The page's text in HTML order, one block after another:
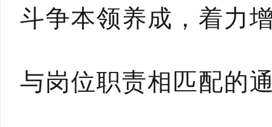
斗争本领养成，着力
与岗位职责相匹配的